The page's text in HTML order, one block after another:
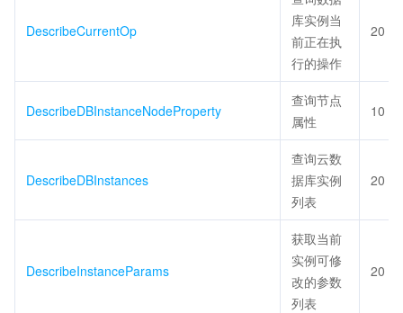
DescribeCurrentOp
库实例当
前正在执
行的操作
20
DescribeDBInstanceNodeProperty
查询节点
属性
10
DescribeDBInstances
查询云数
据库实例
列表
20
DescribeInstanceParams
获取当前
实例可修
改的参数
列表
20